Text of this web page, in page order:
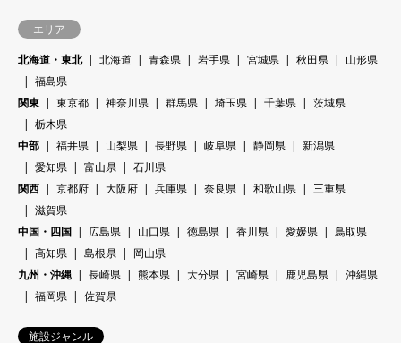
エリア
北海道・東北
北海道 青森県 岩手県 宮城県 秋田県
山形県
福島県
関東
東京都 神奈川県 群馬県 埼玉県 千葉県
茨城県
栃木県
中部
福井県 山梨県 長野県 岐阜県 静岡県
新潟県
愛知県
富山県
石川県
関西
京都府 大阪府 兵庫県 奈良県 和歌山県
三重県
滋賀県
中国・四国
広島県 山口県 徳島県 香川県 愛媛県
鳥取県
高知県
島根県
岡山県
九州・沖縄
長崎県 熊本県 大分県 宮崎県 鹿児島県
沖縄県
福岡県
佐賀県
施設ジャンル